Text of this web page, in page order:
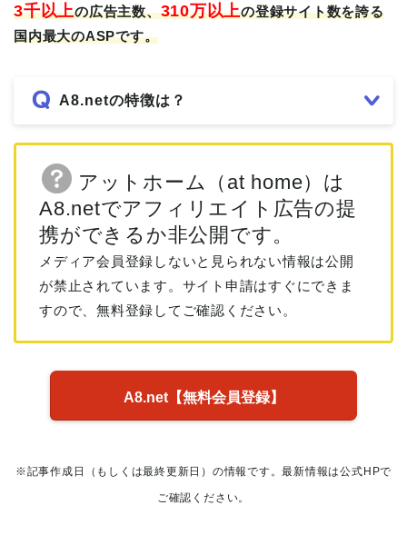
3千以上の広告主数、310万以上の登録サイト数を誇る
国内最大のASPです。
A8.netの特徴は？
アットホーム（at home）は
A8.netでアフィリエイト広告の提
携ができるか非公開です。
メディア会員登録しないと見られない情報は公開
が禁止されています。サイト申請はすぐにできま
すので、無料登録してご確認ください。
A8.net【無料会員登録】
※記事作成日（もしくは最終更新日）の情報です。最新情報は公式HPで
ご確認ください。